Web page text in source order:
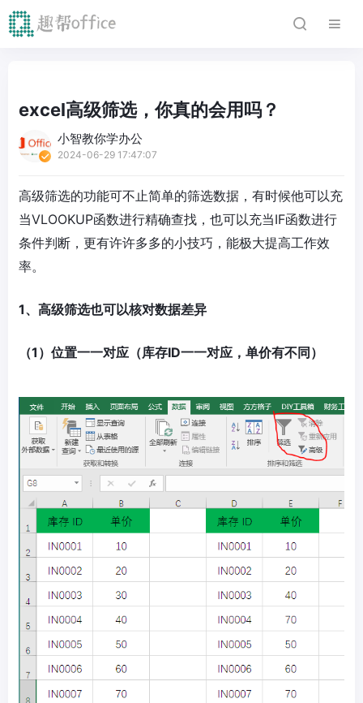
excel高级筛选，你真的会用吗？
小智教你学办公
2024-06-29 17:47:07
高级筛选的功能可不止简单的筛选数据，有时候他可以充
当VLOOKUP函数进行精确查找，也可以充当IF函数进行
条件判断，更有许许多多的小技巧，能极大提高工作效
率。
1、高级筛选也可以核对数据差异
（1）位置一一对应（库存ID一一对应，单价有不同）